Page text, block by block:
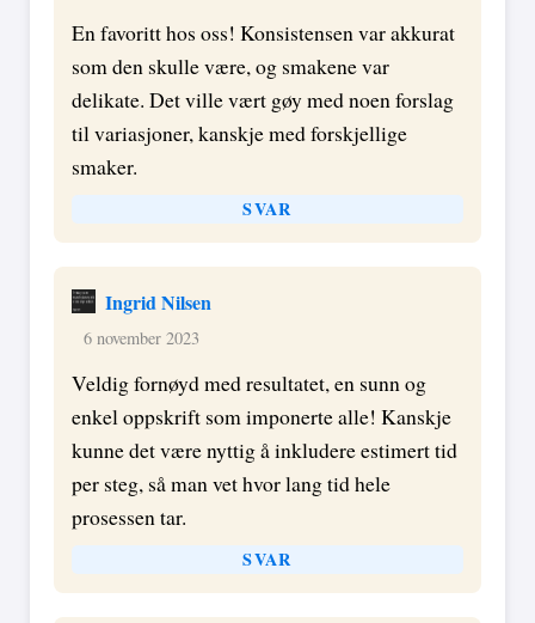
En favoritt hos oss! Konsistensen var akkurat
som den skulle være, og smakene var
delikate. Det ville vært gøy med noen forslag
til variasjoner, kanskje med forskjellige
smaker.
SVAR
Ingrid Nilsen
6 november 2023
Veldig fornøyd med resultatet, en sunn og
enkel oppskrift som imponerte alle! Kanskje
kunne det være nyttig å inkludere estimert tid
per steg, så man vet hvor lang tid hele
prosessen tar.
SVAR